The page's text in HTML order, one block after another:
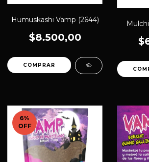
Humuskashi Vamp (2644)
$8.500,00
6%
OFF